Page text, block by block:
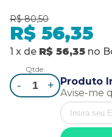
R$ 80,50
R$ 56,35
1 x de R$ 56,35 no
Qtde.
- +
Produto
Avise-me